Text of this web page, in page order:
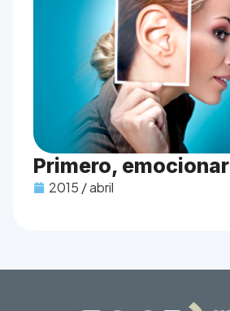
Primero, emocionar
2015 / abril